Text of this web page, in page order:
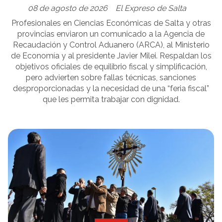
El Expreso de Salta
08 de agosto de 2026
Profesionales en Ciencias Económicas de Salta y otras
provincias enviaron un comunicado a la Agencia de
Recaudación y Control Aduanero (ARCA), al Ministerio
de Economía y al presidente Javier Milei. Respaldan los
objetivos oficiales de equilibrio fiscal y simplificación,
pero advierten sobre fallas técnicas, sanciones
desproporcionadas y la necesidad de una “feria fiscal”
que les permita trabajar con dignidad.